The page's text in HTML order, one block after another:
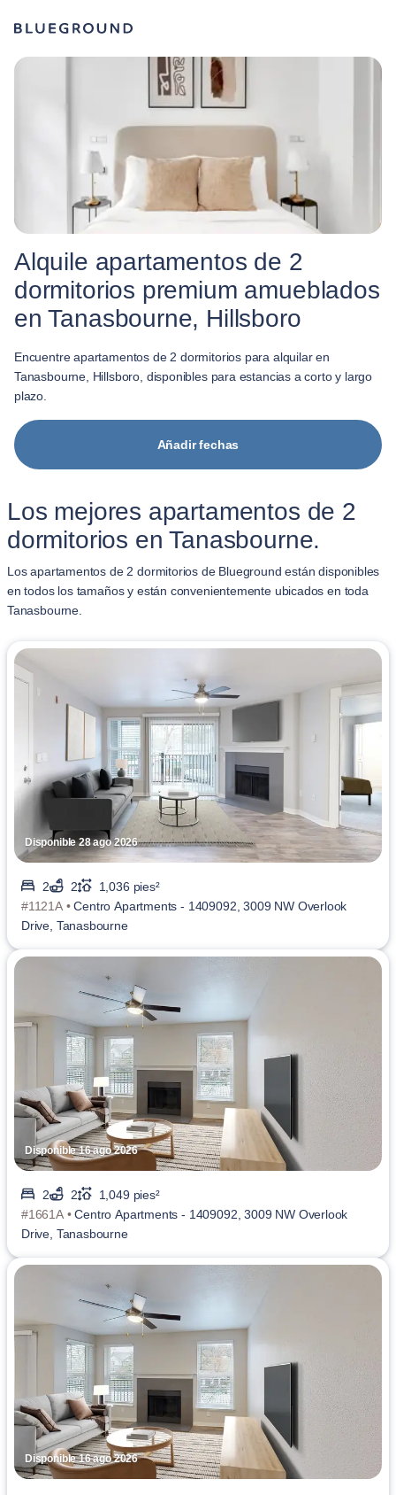
Alquile apartamentos de 2
dormitorios premium amueblados
en Tanasbourne, Hillsboro
Encuentre apartamentos de 2 dormitorios para alquilar en
Tanasbourne, Hillsboro, disponibles para estancias a corto y largo
plazo.
Añadir fechas
Los mejores apartamentos de 2
dormitorios en Tanasbourne.
Los apartamentos de 2 dormitorios de Blueground están disponibles
en todos los tamaños y están convenientemente ubicados en toda
Tanasbourne.
Disponible 28 ago 2026
2 2
1,036 pies²
#1121A •Centro Apartments - 1409092, 3009 NW Overlook
Drive, Tanasbourne
Disponible 16 ago 2026
2 2
1,049 pies²
#1661A •Centro Apartments - 1409092, 3009 NW Overlook
Drive, Tanasbourne
Disponible 16 ago 2026